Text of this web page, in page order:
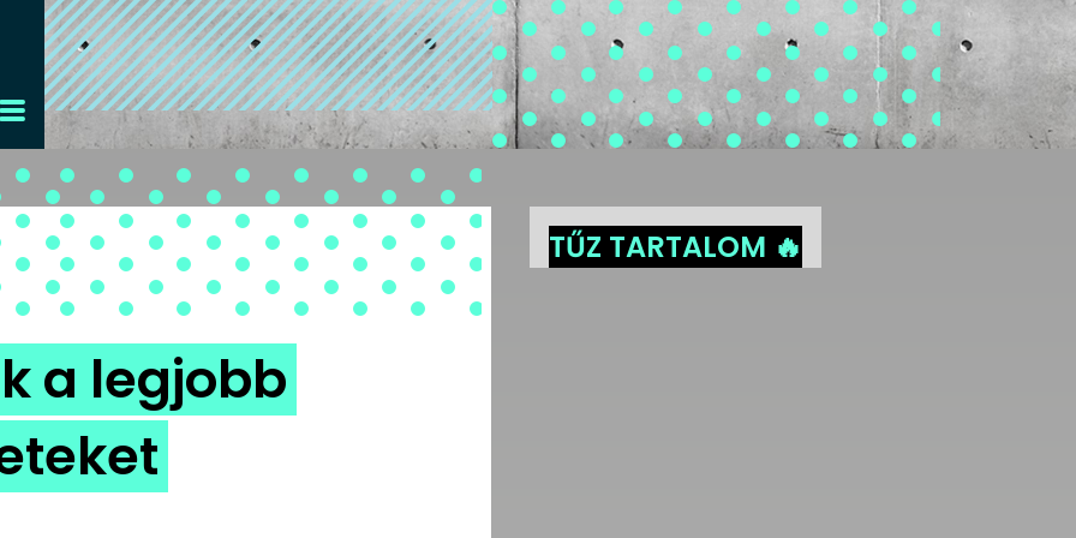
a legjobb
TŰZ TARTALOM 🔥